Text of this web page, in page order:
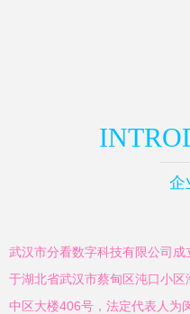
企
武汉市分看数字科技有限公司
于湖北省武汉市蔡甸区沌口小区
中区大楼406号，法定代表人为